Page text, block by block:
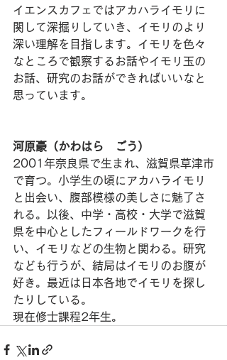
イエンスカフェではアカハライモリに
関して深掘りしていき、イモリのより
深い理解を目指します。イモリを色々
なところで観察するお話やイモリ玉の
お話、研究のお話ができればいいなと
思っています。
河原豪（かわはら　ごう）
2001年奈良県で生まれ、滋賀県草津市
で育つ。小学生の頃にアカハライモリ
と出会い、腹部模様の美しさに魅了さ
れる。以後、中学・高校・大学で滋賀
県を中心としたフィールドワークを行
い、イモリなどの生物と関わる。研究
なども行うが、結局はイモリのお腹が
好き。最近は日本各地でイモリを探し
たりしている。
現在修士課程2年生。